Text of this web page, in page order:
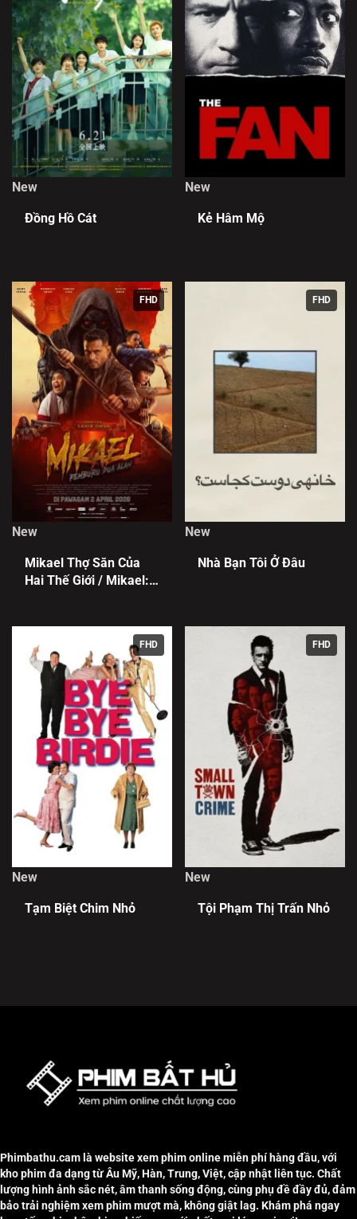
New
Đồng Hồ Cát
New
Kẻ Hâm Mộ
FHD
New
Mikael Thợ Săn Của
Hai Thế Giới / Mikael:
FHD
New
Nhà Bạn Tôi Ở Đâu
FHD
New
Tạm Biệt Chim Nhỏ
FHD
New
Tội Phạm Thị Trấn Nhỏ
Phimbathu.cam là website xem phim online miễn phí hàng đầu, với
kho phim đa dạng từ Âu Mỹ, Hàn, Trung, Việt, cập nhật liên tục. Chất
lượng hình ảnh sắc nét, âm thanh sống động, cùng phụ đề đầy đủ, đảm
bảo trải nghiệm xem phim mượt mà, không giật lag. Khám phá ngay